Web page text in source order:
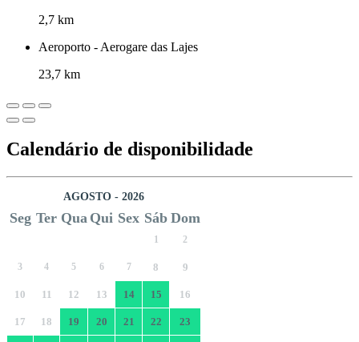
2,7 km
Aeroporto - Aerogare das Lajes
23,7 km
Calendário de disponibilidade
AGOSTO - 2026
Seg Ter Qua Qui Sex Sáb Dom
1 2
3 4 5 6 7 8 9
10 11 12 13 14 15 16
17 18 19 20 21 22 23